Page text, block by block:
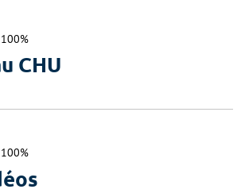
100%
CHU
100%